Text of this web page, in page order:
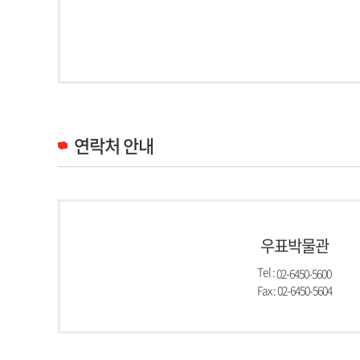
연락처 안내
우표박물관
Tel :02-6450-5600
Fax : 02-6450-5604